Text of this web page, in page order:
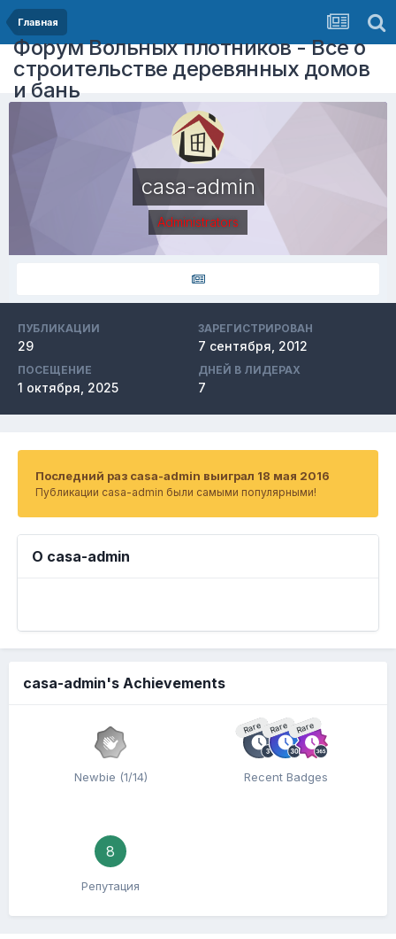
Главная
Форум Вольных плотников - Все о
строительстве деревянных домов
и бань
casa-admin
Administrators
ПУБЛИКАЦИИ
29
ЗАРЕГИСТРИРОВАН
7 сентября, 2012
ПОСЕЩЕНИЕ
1 октября, 2025
ДНЕЙ В ЛИДЕРАХ
7
Последний раз casa-admin выиграл 18 мая 2016
Публикации casa-admin были самыми популярными!
О casa-admin
casa-admin's Achievements
Newbie (1/14)
Rare Rare Rare
Recent Badges
8
Репутация